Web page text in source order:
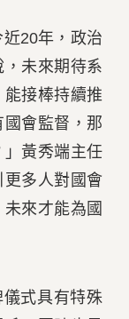
20年，政治
未來期待系
接棒持續推
會監督，那
」黃秀端主任
多人對國會
來才能為國
式具有特殊